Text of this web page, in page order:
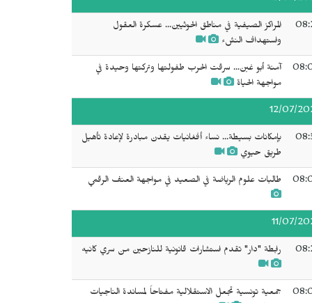
المراكز الصيفية في مناطق الحوثيين... عسكرة العقول
واستهداف النشء
آمنة أبو غبن... سرقت الحرب طفولتها وتركتها وحيدة في
مواجهة الحياة
12/07/
بإمكانات بسيطة... نساء أفغانيات يقدن مبادرة لإعادة تأهيل
طريق حيوي
طالبات علوم الرياضة في الصعيد في مواجهة العنف الرقمي
11/07/
رابطة "دار" تقدم استشارات قانونية للنازحين من سري كانيه
جمعية تونسية تجعل الاستقلالية مفتاحاً لمساندة الناجيات